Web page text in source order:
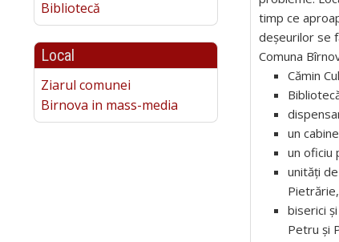
Bibliotecă
Local
Ziarul comunei
Birnova in mass-media
timp ce
deșeurilor se
Comuna
Cămin
un
un oficiu
unități
biserici
Petru și